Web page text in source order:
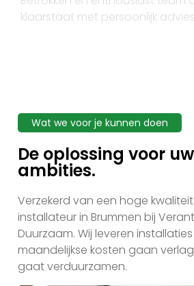
klaarstaat met persoonlijk
Wat we voor je kunnen doen
De oplossing voor
ambities.
Verzekerd van een hoge
installateur in Brummen bij
Duurzaam. Wij leveren
maandelijkse kosten gaan
gaat verduurzamen.